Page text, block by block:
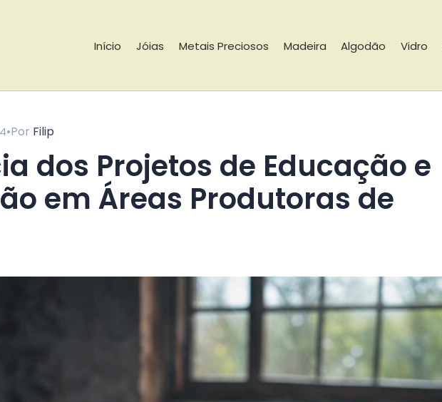
Início Jóias Metais Preciosos Madeira Algodão Vidro
•Por Filip
em Áreas Produtoras de